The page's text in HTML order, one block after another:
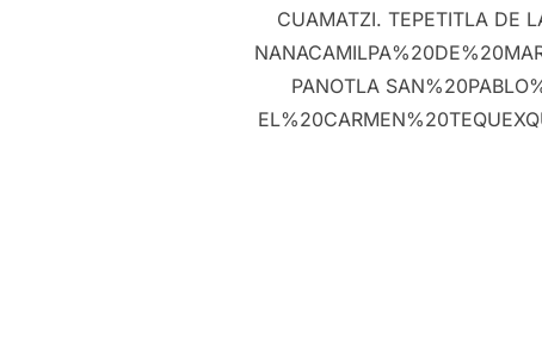
CUAMATZI. TEPETITLA DE
PANOTLA